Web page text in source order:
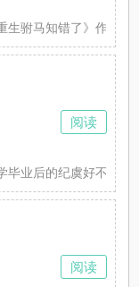
生驸马知错了》作
毕业后的纪虞好不容
阅读
阅读